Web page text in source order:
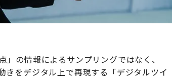
の情報によるサンプリングではなく、
きをデジタル上で再現する「デジタルツイ